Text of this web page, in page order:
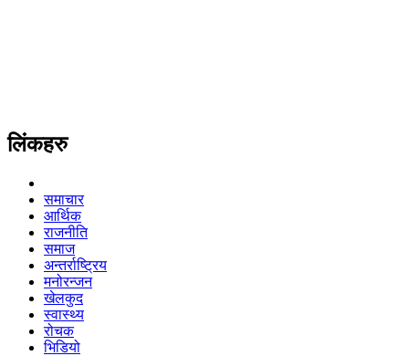
लिंकहरु
समाचार
आर्थिक
राजनीति
समाज
अन्तर्राष्ट्रिय
मनोरन्जन
खेलकुद
स्वास्थ्य
रोचक
भिडियो